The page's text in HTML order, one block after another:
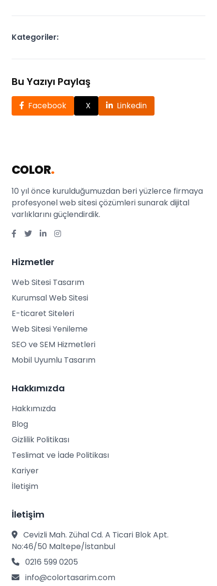
Kategoriler:
Bu Yazıyı Paylaş
Facebook X Linkedin
COLOR.
10 yıl önce kurulduğumuzdan beri yüzlerce firmaya
profesyonel web sitesi çözümleri sunarak dijital
varlıklarını güçlendirdik.
Hizmetler
Web Sitesi Tasarım
Kurumsal Web Sitesi
E-ticaret Siteleri
Web Sitesi Yenileme
SEO ve SEM Hizmetleri
Mobil Uyumlu Tasarım
Hakkımızda
Hakkımızda
Blog
Gizlilik Politikası
Teslimat ve İade Politikası
Kariyer
İletişim
İletişim
Cevizli Mah. Zühal Cd. A Ticari Blok Apt.
No:46/50 Maltepe/İstanbul
0216 599 0205
info@colortasarim.com